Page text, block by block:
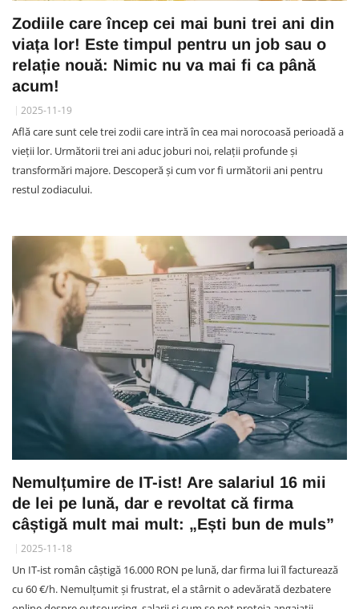
Zodiile care încep cei mai buni trei ani din
viața lor! Este timpul pentru un job sau o
relație nouă: Nimic nu va mai fi ca până
acum!
2025-11-19
Află care sunt cele trei zodii care intră în cea mai norocoasă perioadă a
vieții lor. Următorii trei ani aduc joburi noi, relații profunde și
transformări majore. Descoperă și cum vor fi următorii ani pentru
restul zodiacului.
Nemulțumire de IT-ist! Are salariul 16 mii
de lei pe lună, dar e revoltat că firma
câștigă mult mai mult: „Ești bun de muls”
2025-11-18
Un IT-ist român câștigă 16.000 RON pe lună, dar firma lui îl facturează
cu 60 €/h. Nemulțumit și frustrat, el a stârnit o adevărată dezbatere